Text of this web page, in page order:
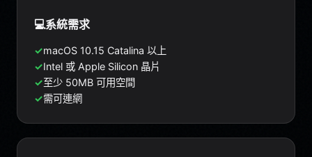
💻系統需求
✓macOS 10.15 Catalina 以上
✓Intel 或 Apple Silicon 晶片
✓至少 50MB 可用空間
✓需可連網